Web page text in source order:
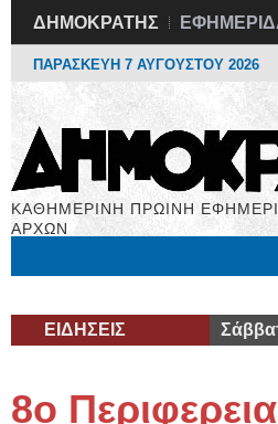
ΔΗΜΟΚΡΑΤΗΣ
ΠΑΡΑΣΚΕΥΗ 7 ΑΥΓΟΥΣΤΟΥ 2026
ΚΑΘΗΜΕΡΙΝΗ ΠΡΩΙΝΗ
ΑΡΧΩΝ
ΕΙΔΗΣΕΙΣ
8ο